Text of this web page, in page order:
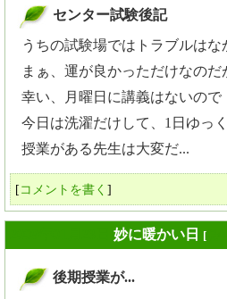
センター試験後記
うちの試験場ではトラブルはな
まぁ、運が良かっただけなのだ
幸い、月曜日に講義はないので
今日は洗濯だけして、1日ゆっ
授業がある先生は大変だ...
[コメントを書く ]
妙に暖かい日 [
後期授業が...